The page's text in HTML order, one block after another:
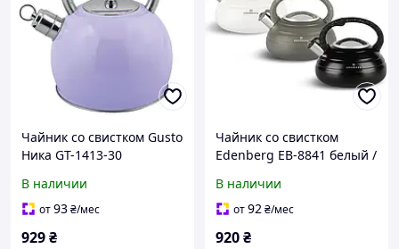
Чайник со свистком Gusto
Ника GT-1413-30
В наличии
от93₴/мес
929₴
Чайник со свистком
Edenberg EB-8841 белый /
В наличии
от92₴/мес
920₴